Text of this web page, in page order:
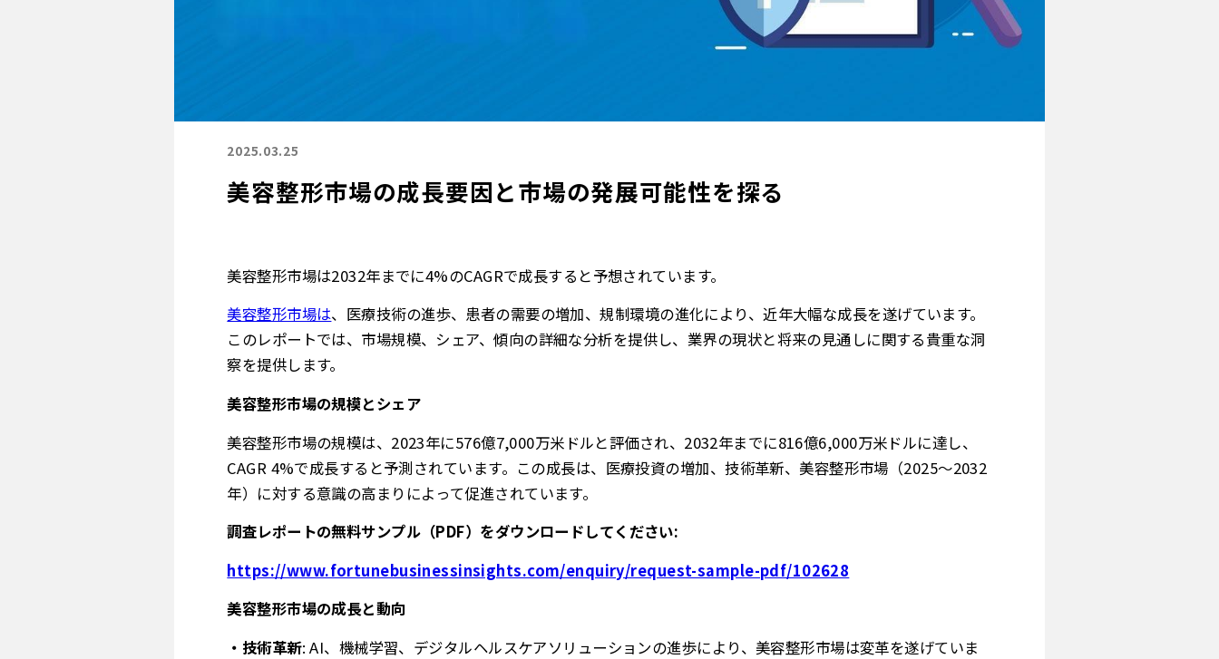
2025.03.25
美容整形市場の成長要因と市場の発展可能性を探る
美容整形市場は2032年までに4%のCAGRで成長すると予想されています。
美容整形市場は、 医療技術の進歩、患者の需要の増加、規制環境の進化により、近年大幅な成長を遂げています。
このレポートでは、市場規模、シェア、傾向の詳細な分析を提供し、業界の現状と将来の見通しに関する貴重な洞
察を提供します。
美容整形市場の規模とシェア
美容整形市場の規模は、2023年に576億7,000万米ドルと評価され、2032年までに816億6,000万米ドルに達し、
CAGR 4%で成長すると予測されています。この成長は、医療投資の増加、技術革新、美容整形市場（2025～2032
年）に対する意識の高まりによって促進されています。
調査レポートの無料サンプル（PDF）をダウンロードしてください:
https://www.fortunebusinessinsights.com/enquiry/request-sample-pdf/102628
美容整形市場の成長と動向
技術革新: AI、機械学習、デジタルヘルスケアソリューションの進歩により、美容整形市場は変革を遂げていま